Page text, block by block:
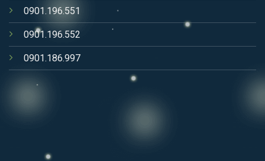
0901.196.551
0901.196.552
0901.186.997